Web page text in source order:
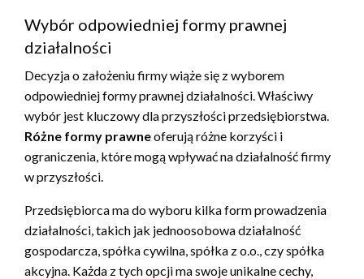
Wybór odpowiedniej formy prawnej
działalności
Decyzja o założeniu firmy wiąże się z wyborem
odpowiedniej formy prawnej działalności. Właściwy
wybór jest kluczowy dla przyszłości przedsiębiorstwa.
Różne formy prawneoferują różne korzyści i
ograniczenia, które mogą wpływać na działalność firmy
w przyszłości.
Przedsiębiorca ma do wyboru kilka form prowadzenia
działalności, takich jak jednoosobowa działalność
gospodarcza, spółka cywilna, spółka z o.o., czy spółka
akcyjna. Każda z tych opcji ma swoje unikalne cechy,